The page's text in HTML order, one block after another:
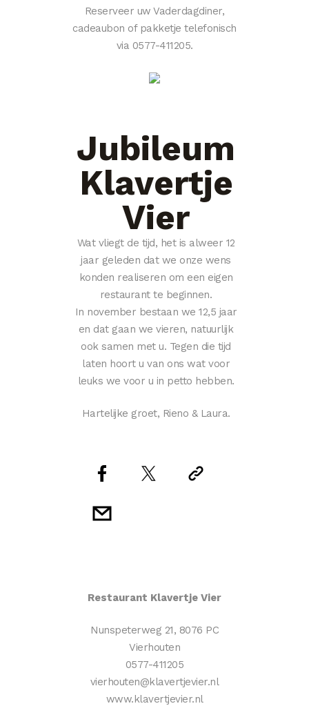
Reserveer uw Vaderdagdiner,
cadeaubon of pakketje telefonisch
via 0577-411205.
Jubileum
Klavertje
Vier
Wat vliegt de tijd, het is alweer 12
jaar geleden dat we onze wens
konden realiseren om een eigen
restaurant te beginnen.
In november bestaan we 12,5 jaar
en dat gaan we vieren, natuurlijk
ook samen met u. Tegen die tijd
laten hoort u van ons wat voor
leuks we voor u in petto hebben.
Hartelijke groet, Rieno & Laura.
Restaurant Klavertje Vier
Nunspeterweg 21, 8076 PC
Vierhouten
0577-411205
vierhouten@klavertjevier.nl
www.klavertjevier.nl